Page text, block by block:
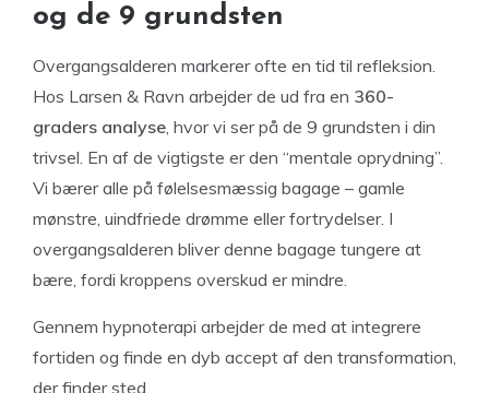
og de 9 grundsten
Overgangsalderen markerer ofte en tid til refleksion.
Hos Larsen & Ravn arbejder de ud fra en 360-
graders analyse , hvor vi ser på de 9 grundsten i din
trivsel. En af de vigtigste er den “mentale oprydning”.
Vi bærer alle på følelsesmæssig bagage – gamle
mønstre, uindfriede drømme eller fortrydelser. I
overgangsalderen bliver denne bagage tungere at
bære, fordi kroppens overskud er mindre.
Gennem hypnoterapi arbejder de med at integrere
fortiden og finde en dyb accept af den transformation,
der finder sted.